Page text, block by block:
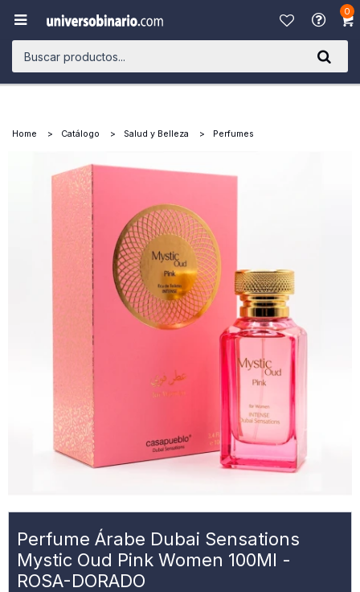
0

Home Catálogo Salud y Belleza Perfumes
Perfume Árabe Dubai Sensations
Mystic Oud Pink Women 100Ml -
ROSA-DORADO